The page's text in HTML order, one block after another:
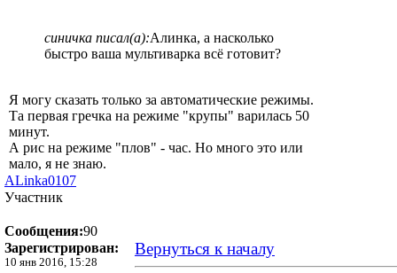
синичка писал(а):Алинка, а насколько
быстро ваша мультиварка всё готовит?
Я могу сказать только за автоматические режимы.
Та первая гречка на режиме "крупы" варилась 50
минут.
А рис на режиме "плов" - час. Но много это или
мало, я не знаю.
ALinka0107
Участник
Сообщения:90
Зарегистрирован:
10 янв 2016, 15:28
Вернуться к началу